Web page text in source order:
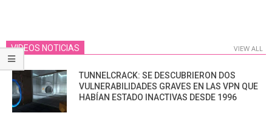
VIDEOS NOTICIAS VIEW ALL
TUNNELCRACK: SE DESCUBRIERON DOS
VULNERABILIDADES GRAVES EN LAS VPN QUE
HABÍAN ESTADO INACTIVAS DESDE 1996